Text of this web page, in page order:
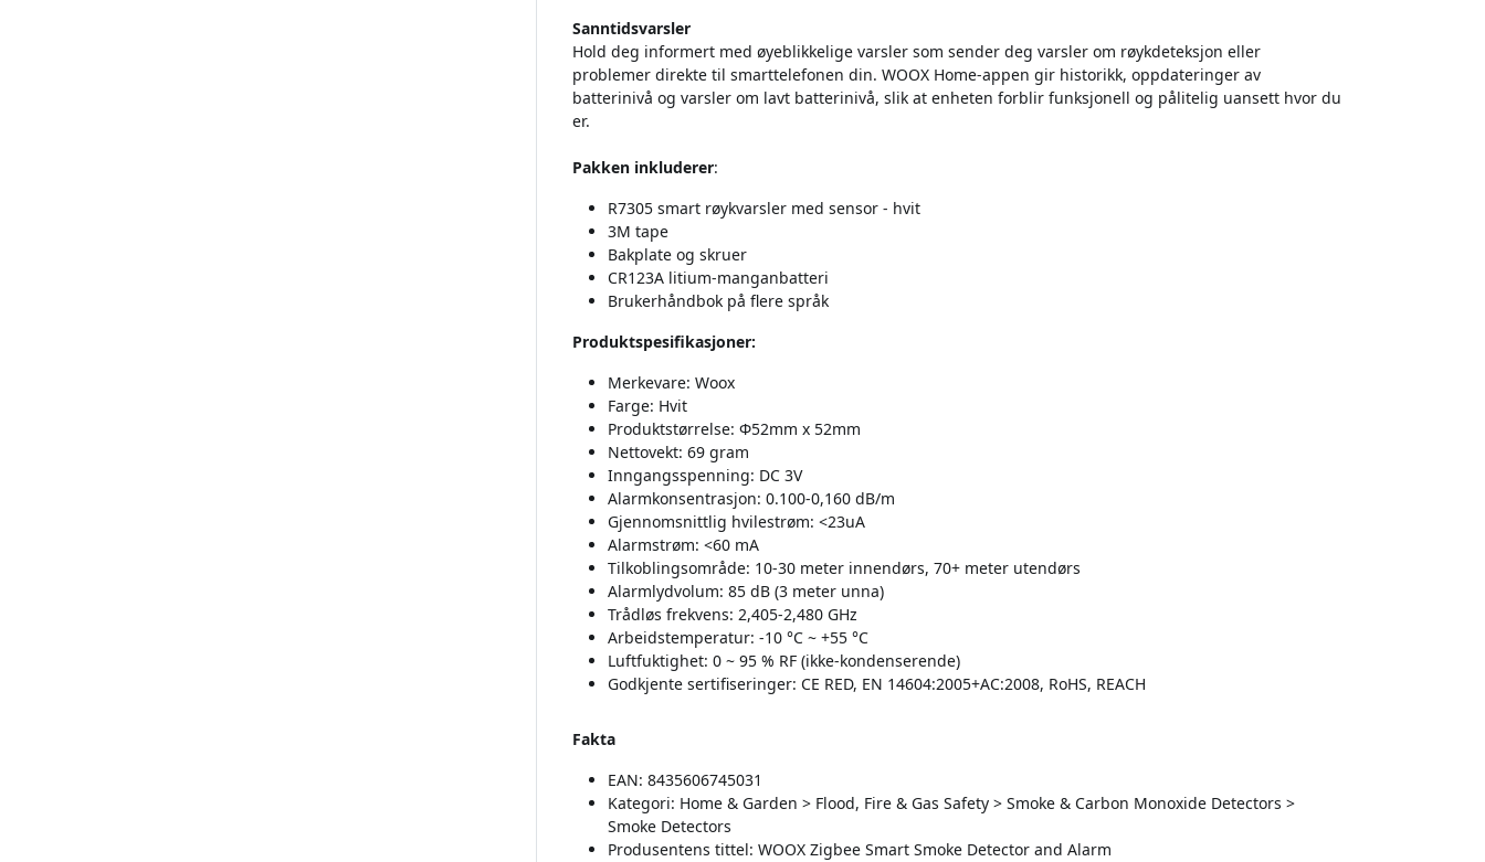
Sanntidsvarsler
Hold deg informert med øyeblikkelige varsler som sender deg varsler om røykdeteksjon eller
problemer direkte til smarttelefonen din. WOOX Home-appen gir historikk, oppdateringer av
batterinivå og varsler om lavt batterinivå, slik at enheten forblir funksjonell og pålitelig uansett hvor du
er.
Pakken inkluderer:
R7305 smart røykvarsler med sensor - hvit
3M tape
Bakplate og skruer
CR123A litium-manganbatteri
Brukerhåndbok på flere språk
Produktspesifikasjoner:
Merkevare: Woox
Farge: Hvit
Produktstørrelse: Φ52mm x 52mm
Nettovekt: 69 gram
Inngangsspenning: DC 3V
Alarmkonsentrasjon: 0.100-0,160 dB/m
Gjennomsnittlig hvilestrøm: <23uA
Alarmstrøm: <60 mA
Tilkoblingsområde: 10-30 meter innendørs, 70+ meter utendørs
Alarmlydvolum: 85 dB (3 meter unna)
Trådløs frekvens: 2,405-2,480 GHz
Arbeidstemperatur: -10 °C ~ +55 °C
Luftfuktighet: 0 ~ 95 % RF (ikke-kondenserende)
Godkjente sertifiseringer: CE RED, EN 14604:2005+AC:2008, RoHS, REACH
Fakta
EAN: 8435606745031
Kategori: Home & Garden > Flood, Fire & Gas Safety > Smoke & Carbon Monoxide Detectors >
Smoke Detectors
Produsentens tittel: WOOX Zigbee Smart Smoke Detector and Alarm